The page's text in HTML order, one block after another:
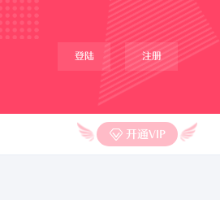
登陆 注册
开通VIP